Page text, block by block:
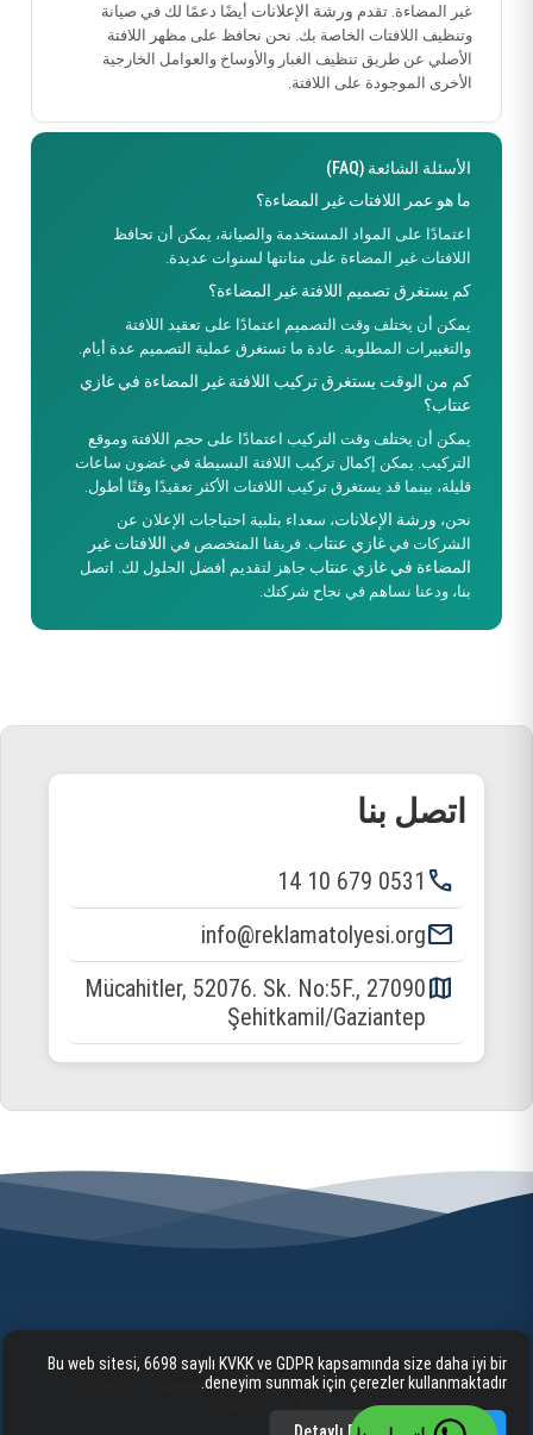
غير المضاءة. تقدم ورشة الإعلانات أيضًا دعمًا لك في صيانة
وتنظيف اللافتات الخاصة بك. نحن نحافظ على مظهر اللافتة
الأصلي عن طريق تنظيف الغبار والأوساخ والعوامل الخارجية
الأخرى الموجودة على اللافتة.
الأسئلة الشائعة (FAQ)
ما هو عمر اللافتات غير المضاءة؟
اعتمادًا على المواد المستخدمة والصيانة، يمكن أن تحافظ
اللافتات غير المضاءة على متانتها لسنوات عديدة.
كم يستغرق تصميم اللافتة غير المضاءة؟
يمكن أن يختلف وقت التصميم اعتمادًا على تعقيد اللافتة
والتغييرات المطلوبة. عادة ما تستغرق عملية التصميم عدة أيام.
كم من الوقت يستغرق تركيب اللافتة غير المضاءة في غازي
عنتاب؟
يمكن أن يختلف وقت التركيب اعتمادًا على حجم اللافتة وموقع
التركيب. يمكن إكمال تركيب اللافتة البسيطة في غضون ساعات
قليلة، بينما قد يستغرق تركيب اللافتات الأكثر تعقيدًا وقتًا أطول.
نحن، ورشة الإعلانات، سعداء بتلبية احتياجات الإعلان عن
الشركات في غازي عنتاب. فريقنا المتخصص في اللافتات غير
المضاءة في غازي عنتاب جاهز لتقديم أفضل الحلول لك. اتصل
بنا، ودعنا نساهم في نجاح شركتك.
اتصل بنا
phone
0531 679 10 14
email
info@reklamatolyesi.org
map
Mücahitler, 52076. Sk. No:5F., 27090
Şehitkamil/Gaziantep
الصفحة الرئيسية شركيّ/مؤسّسيّ
إعلام
Bu web sitesi, 6698 sayılı KVKK ve GDPR kapsamında size daha iyi bir
deneyim sunmak için çerezler kullanmaktadır.